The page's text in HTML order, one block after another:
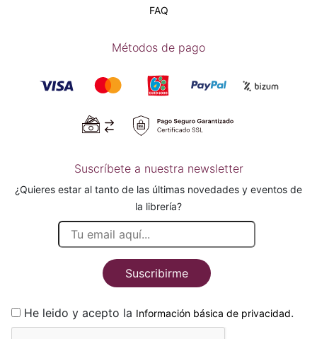
FAQ
Métodos de pago
Suscríbete a nuestra newsletter
¿Quieres estar al tanto de las últimas novedades y eventos de
la librería?
Suscribirme
He leido y acepto la Información básica de privacidad.